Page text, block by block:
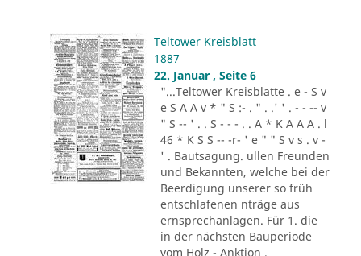
Teltower Kreisblatt
1887
22. Januar , Seite 6
"...Teltower Kreisblatte . e - S v
e S A A v * " S :- . " . .' ' . - - -- v
" S -- ' . . S - - - . . A * K A A A . l
46 * K S S -- -r- ' e " " S v s . v -
' . Bautsagung. ullen Freunden
und Bekannten, welche bei der
Beerdigung unserer so früh
entschlafenen nträge aus
ernsprechanlagen. Für 1. die
in der nächsten Bauperiode
vom Holz - Anktion .